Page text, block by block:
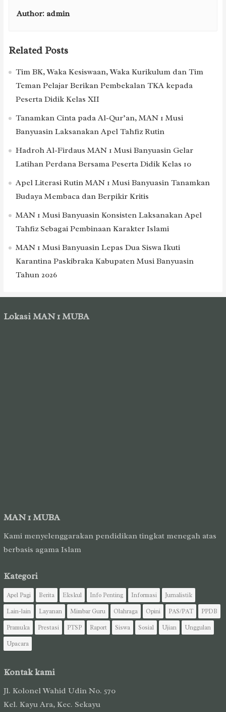
Author: admin
Related Posts
Tim BK, Waka Kesiswaan, Waka Kurikulum dan Tim
Teman Pelajar Berikan Pembekalan TKA kepada
Peserta Didik Kelas XII
Tanamkan Cinta pada Al-Qur’an, MAN 1 Musi
Banyuasin Laksanakan Apel Tahfiz Rutin
Hadroh Al-Firdaus MAN 1 Musi Banyuasin Gelar
Latihan Perdana Bersama Peserta Didik Kelas 10
Apel Literasi Rutin MAN 1 Musi Banyuasin Tanamkan
Budaya Membaca dan Berpikir Kritis
MAN 1 Musi Banyuasin Konsisten Laksanakan Apel
Tahfiz Sebagai Pembinaan Karakter Islami
MAN 1 Musi Banyuasin Lepas Dua Siswa Ikuti
Karantina Paskibraka Kabupaten Musi Banyuasin
Tahun 2026
Lokasi MAN 1 MUBA
MAN 1 MUBA
Kami menyelenggarakan pendidikan tingkat menegah atas
berbasis agama Islam
Kategori
Apel Pagi Berita Ekskul Info Penting Informasi
Jurnalistik
Lain-lain
Layanan Mimbar Guru Olahraga Opini PAS/PAT
PPDB
Pramuka
Prestasi PTSP Raport Siswa Sosial Ujian
Unggulan
Upacara
Kontak kami
Jl. Kolonel Wahid Udin No. 570
Kel. Kayu Ara, Kec. Sekayu